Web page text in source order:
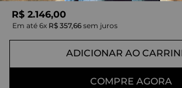
R$ 2.146,00
Em até 6x R$ 357,66 sem juros
ADICIONAR AO
COMPRE AGORA